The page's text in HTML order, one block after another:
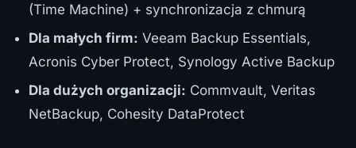
(Time Machine) + synchronizacja z chmurą
Dla małych firm: Veeam Backup Essentials,
Acronis Cyber Protect, Synology Active Backup
Dla dużych organizacji: Commvault, Veritas
NetBackup, Cohesity DataProtect